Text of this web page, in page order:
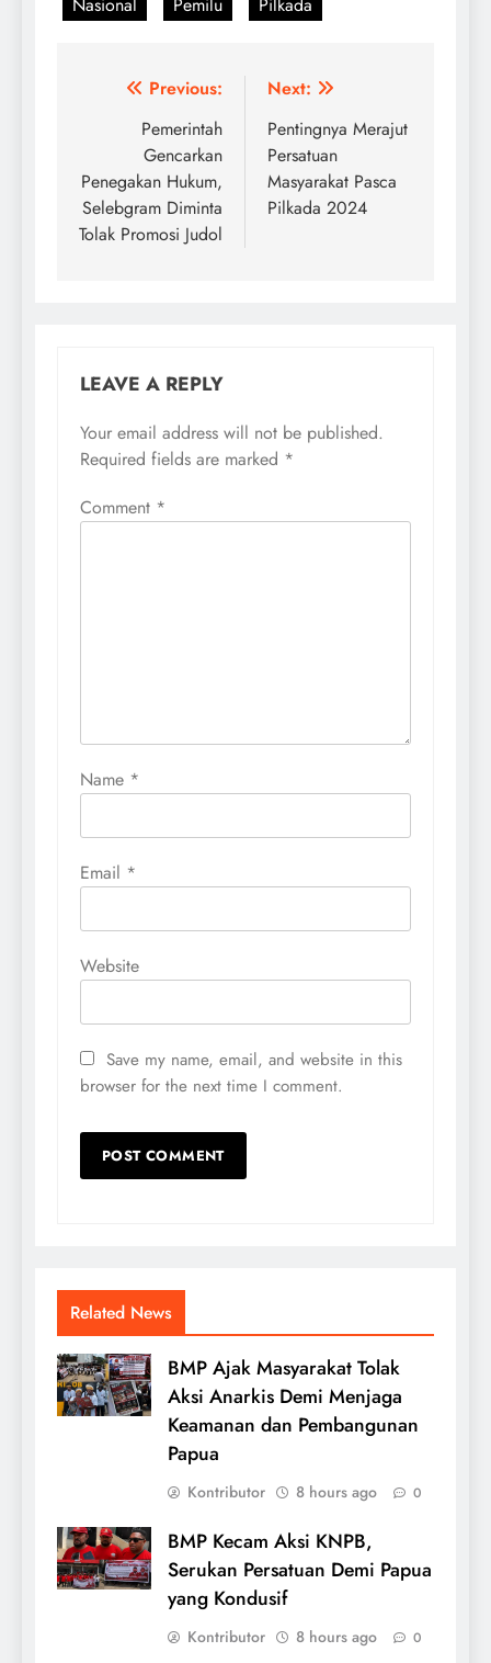
Post
navigation
Previous:
Pemerintah
Gencarkan
Penegakan Hukum,
Selebgram Diminta
Tolak Promosi Judol
Next:
Pentingnya Merajut
Persatuan
Masyarakat Pasca
Pilkada 2024
LEAVE A REPLY
Your email address will not be published.
Required fields are marked *
Comment *
Name *
Email *
Website
Save my name, email, and website in this
browser for the next time I comment.
Related News
BMP Ajak Masyarakat Tolak
Aksi Anarkis Demi Menjaga
Keamanan dan Pembangunan
Papua
Kontributor 8 hours ago 0
BMP Kecam Aksi KNPB,
Serukan Persatuan Demi Papua
yang Kondusif
Kontributor 8 hours ago 0